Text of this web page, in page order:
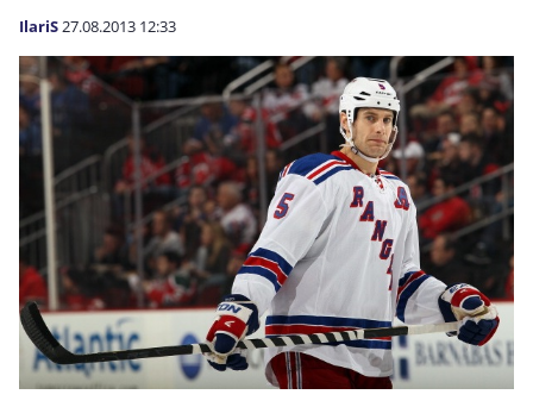
IlariS27.08.2013 12:33